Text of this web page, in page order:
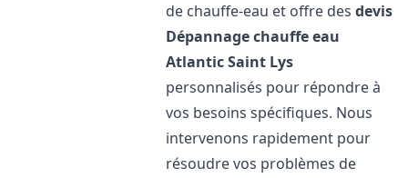
de chauffe-eau et offre desdevis
Dépannage chauffe eau
AtlanticSaint Lys
personnalisés pour répondre à
vos besoins spécifiques. Nous
intervenons rapidement pour
résoudre vos problèmes de